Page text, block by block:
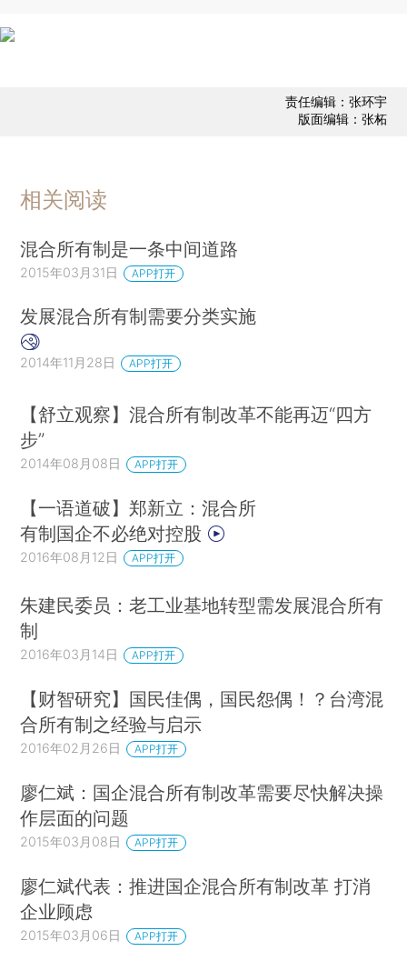
责任编辑：张环宇
版面编辑：张柘
相关阅读
混合所有制是一条中间道路
2015年03月31日 APP打开
发展混合所有制需要分类实施
2014年11月28日 APP打开
【舒立观察】混合所有制改革不能再迈“四方
步”
2014年08月08日 APP打开
【一语道破】郑新立：混合所
有制国企不必绝对控股
2016年08月12日 APP打开
朱建民委员：老工业基地转型需发展混合所有
制
2016年03月14日 APP打开
【财智研究】国民佳偶，国民怨偶！？台湾混
合所有制之经验与启示
2016年02月26日 APP打开
廖仁斌：国企混合所有制改革需要尽快解决操
作层面的问题
2015年03月08日 APP打开
廖仁斌代表：推进国企混合所有制改革 打消
企业顾虑
2015年03月06日 APP打开